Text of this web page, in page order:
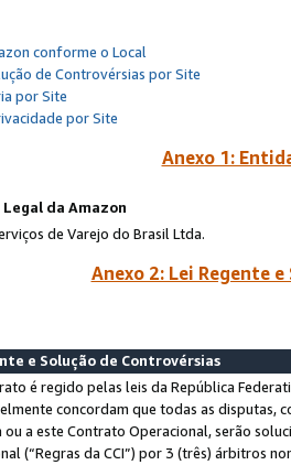
conforme o Local
de Controvérsias por Site
por Site
por Site
Anexo 1:
da Amazon
de Varejo do Brasil Ltda.
Anexo 2: Lei Regente
e Solução de Controvérsias
é regido pelas leis da República
concordam que todas as disputas,
ou a este Contrato Operacional, serão
(“Regras da CCI”) por 3 (três) árbitros